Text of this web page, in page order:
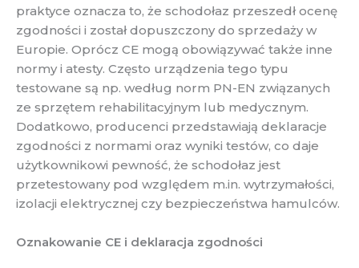
praktyce oznacza to, że schodołaz przeszedł ocenę
zgodności i został dopuszczony do sprzedaży w
Europie. Oprócz CE mogą obowiązywać także inne
normy i atesty. Często urządzenia tego typu
testowane są np. według norm PN-EN związanych
ze sprzętem rehabilitacyjnym lub medycznym.
Dodatkowo, producenci przedstawiają deklaracje
zgodności z normami oraz wyniki testów, co daje
użytkownikowi pewność, że schodołaz jest
przetestowany pod względem m.in. wytrzymałości,
izolacji elektrycznej czy bezpieczeństwa hamulców.
Oznakowanie CE i deklaracja zgodności